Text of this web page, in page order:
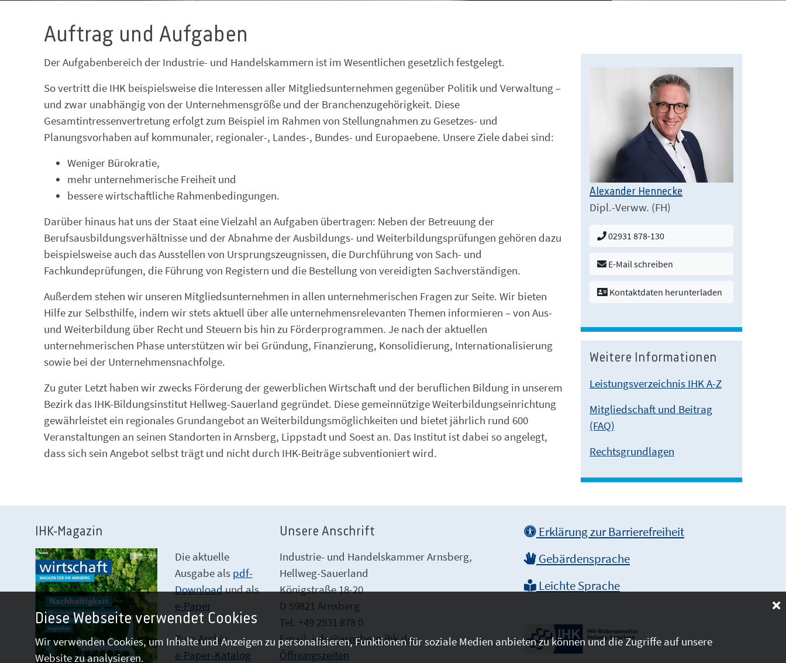
Auftrag und Aufgaben
Der Aufgabenbereich der Industrie- und Handelskammern ist im Wesentlichen gesetzlich festgelegt.
So vertritt die IHK beispielsweise die Interessen aller Mitgliedsunternehmen gegenüber Politik und Verwaltung –
und zwar unabhängig von der Unternehmensgröße und der Branchenzugehörigkeit. Diese
Gesamtintressenvertretung erfolgt zum Beispiel im Rahmen von Stellungnahmen zu Gesetzes- und
Planungsvorhaben auf kommunaler, regionaler-, Landes-, Bundes- und Europaebene. Unsere Ziele dabei sind:
Weniger Bürokratie,
mehr unternehmerische Freiheit und
bessere wirtschaftliche Rahmenbedingungen.
Darüber hinaus hat uns der Staat eine Vielzahl an Aufgaben übertragen: Neben der Betreuung der
Berufsausbildungsverhältnisse und der Abnahme der Ausbildungs- und Weiterbildungsprüfungen gehören dazu
beispielsweise auch das Ausstellen von Ursprungszeugnissen, die Durchführung von Sach- und
Fachkundeprüfungen, die Führung von Registern und die Bestellung von vereidigten Sachverständigen.
Außerdem stehen wir unseren Mitgliedsunternehmen in allen unternehmerischen Fragen zur Seite. Wir bieten
Hilfe zur Selbsthilfe, indem wir stets aktuell über alle unternehmensrelevanten Themen informieren – von Aus-
und Weiterbildung über Recht und Steuern bis hin zu Förderprogrammen. Je nach der aktuellen
unternehmerischen Phase unterstützen wir bei Gründung, Finanzierung, Konsolidierung, Internationalisierung
sowie bei der Unternehmensnachfolge.
Zu guter Letzt haben wir zwecks Förderung der gewerblichen Wirtschaft und der beruflichen Bildung in unserem
Bezirk das IHK-Bildungsinstitut Hellweg-Sauerland gegründet. Diese gemeinnützige Weiterbildungseinrichtung
gewährleistet ein regionales Grundangebot an Weiterbildungsmöglichkeiten und bietet jährlich rund 600
Veranstaltungen an seinen Standorten in Arnsberg, Lippstadt und Soest an. Das Institut ist dabei so angelegt,
dass sich sein Angebot selbst trägt und nicht durch IHK-Beiträge subventioniert wird.
Alexander Hennecke
Dipl.-Verww. (FH)
02931 878-130
E-Mail schreiben
Kontaktdaten herunterladen
Weitere Informationen
Leistungsverzeichnis IHK A-Z
Mitgliedschaft und Beitrag
(FAQ)
Rechtsgrundlagen
IHK-Magazin
Die aktuelle
Ausgabe als pdf-
Downloadund als
e-Paper
Zum Archiv
e-Paper-Katalog
Unsere Anschrift
Industrie- und Handelskammer Arnsberg,
Hellweg-Sauerland
Königstraße 18-20
D 59821 Arnsberg
Tel: +49 2931 878 0
Email:info@arnsberg.ihk.de
Öffnungszeiten
Erklärung zur Barrierefreiheit
Gebärdensprache
Leichte Sprache
Diese Webseite verwendet Cookies
Wir verwenden Cookies, um Inhalte und Anzeigen zu personalisieren, Funktionen für soziale Medien anbieten zu können und die Zugriffe auf unsere
Website zu analysieren.